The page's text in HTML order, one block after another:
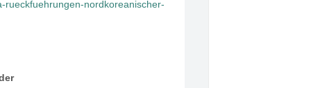
nordkoreanischer-